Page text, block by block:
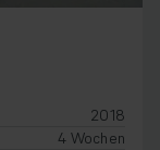
2018
4 Wochen